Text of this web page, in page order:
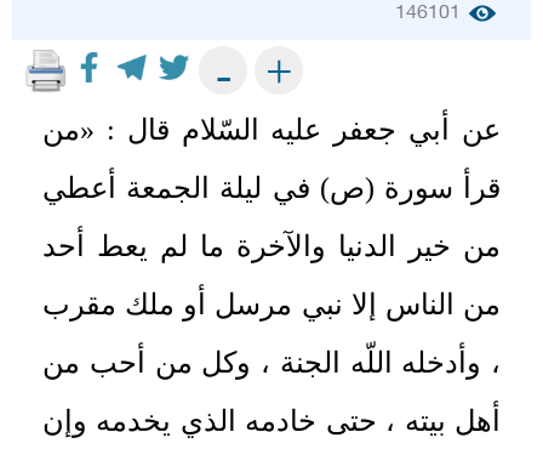
146101
+
-
عن أبي جعفر عليه السّلام قال : «من
قرأ سورة (ص) في ليلة الجمعة أعطي
من خير الدنيا والآخرة ما لم يعط أحد
من الناس إلا نبي مرسل أو ملك مقرب
، وأدخله اللّه الجنة ، وكل من أحب من
أهل بيته ، حتى خادمه الذي يخدمه وإن